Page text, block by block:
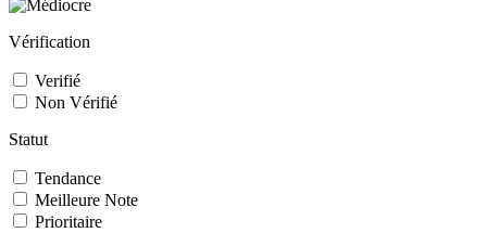
Vérification
Verifié
Non Vérifié
Statut
Tendance
Meilleure Note
Prioritaire